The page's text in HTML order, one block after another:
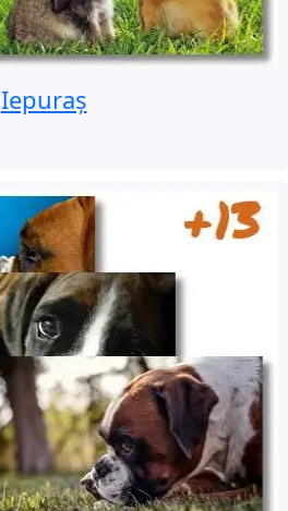
Iepuraș